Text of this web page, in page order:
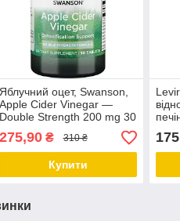
Яблучний оцет, Swanson,
Apple Cider Vinegar —
Double Strength 200 mg 30
Tabs
275,90₴ 310 ₴
Купити
175